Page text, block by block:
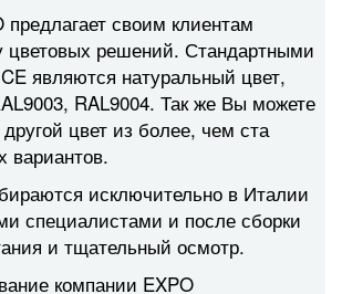
своим клиентам
решений. Стандартными
являются натуральный цвет,
RAL9004. Так же Вы можете
цвет из более, чем ста
вариантов.
исключительно в Италии
специалистами и после сборки
и тщательный осмотр.
компании EXPO